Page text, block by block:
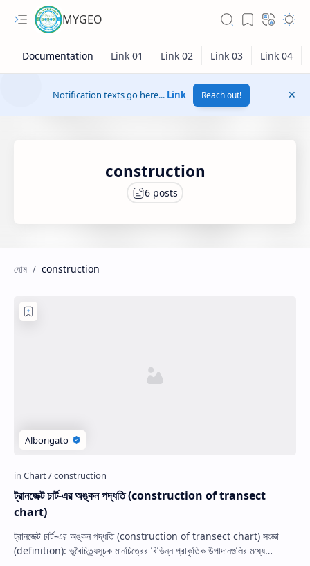
MYGEO
Notification texts go here... Link Reach out!
construction
construction
ট্রানজেক্ট চার্ট-এর অঙ্কন পদ্ধতি (construction of transect
chart)
ট্রানজেক্ট চার্ট-এর অঙ্কন পদ্ধতি (construction of transect chart) সংজ্ঞা
(definition): ভূবৈচিত্র্যসূচক মানচিত্রের বিভিন্ন প্রাকৃতিক উপাদানগুলির মধ্যে…